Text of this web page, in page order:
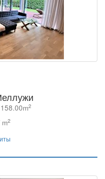
2
m2